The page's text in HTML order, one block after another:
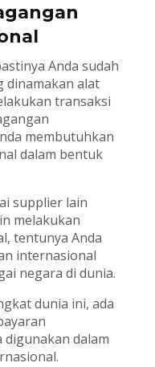
Anda sudah
dinamakan alat
transaksi
membutuhkan
dalam bentuk
supplier lain
melakukan
tentunya Anda
internasional
negara di dunia.
dunia ini, ada
dalam